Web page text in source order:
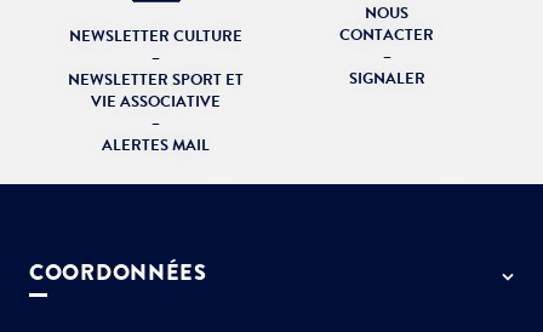
NEWSLETTER CULTURE
–
NEWSLETTER SPORT ET
VIE ASSOCIATIVE
–
ALERTES MAIL
NOUS
CONTACTER
–
SIGNALER
COORDONNÉES